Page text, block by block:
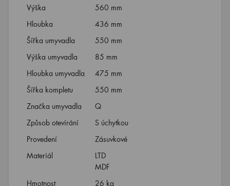
Výška
560 mm
Hloubka
436 mm
Šířka umyvadla
550 mm
Výška umyvadla
85 mm
Hloubka umyvadla
475 mm
Šířka kompletu
550 mm
Značka umyvadla
Q
Způsob otevírání
S úchytkou
Provedení
Zásuvkové
Materiál
LTD
MDF
Hmotnost
26 kg